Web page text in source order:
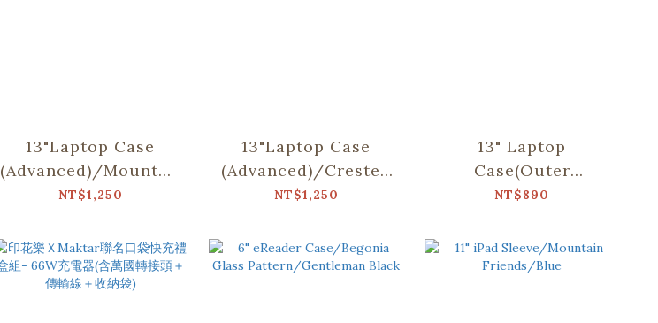
13"Laptop Case
(Advanced)/Mountain
Friends/Blue
NT$1,250
13"Laptop Case
(Advanced)/Crested
Myna
NT$1,250
13" Laptop
Case(Outer
Pocket)/Black
Circles/Green
Spring Garden
NT$890